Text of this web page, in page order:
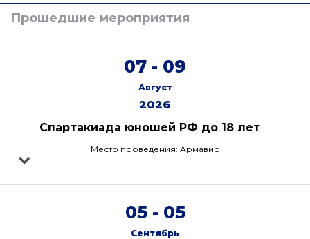
Прошедшие мероприятия
07 - 09
Август
2026
Спартакиада юношей РФ до 18 лет
Место проведения: Армавир
05 - 05
Сентябрь